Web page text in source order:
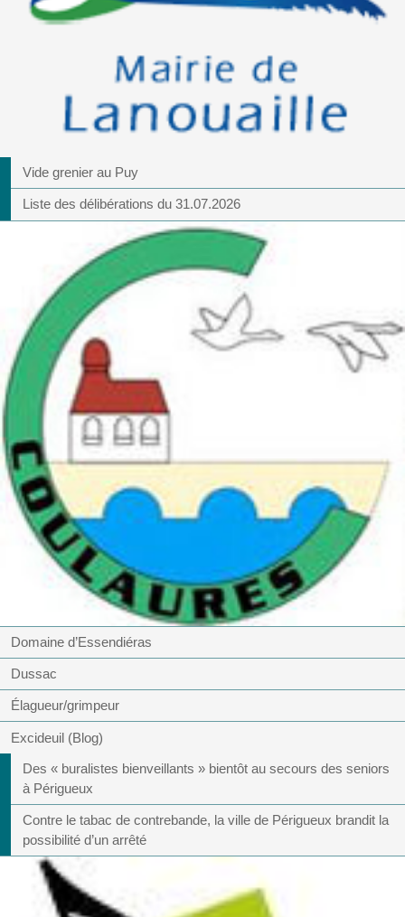
Vide grenier au Puy
Liste des délibérations du 31.07.2026
Domaine d’Essendiéras
Dussac
Élagueur/grimpeur
Excideuil (Blog)
Des « buralistes bienveillants » bientôt au secours des seniors
à Périgueux
Contre le tabac de contrebande, la ville de Périgueux brandit la
possibilité d’un arrêté